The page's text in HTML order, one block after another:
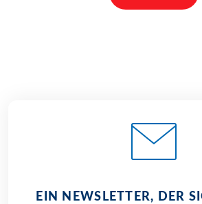
EIN NEWSLETTER, DER